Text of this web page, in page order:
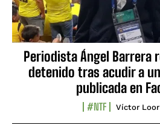
Periodista Ángel Barrera
detenido tras acudir a
publicada en
#NTF Víctor